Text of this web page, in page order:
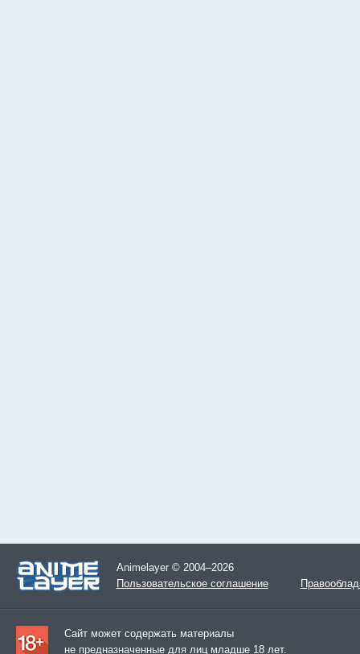
Animelayer © 2004–2026
Пользовательское соглашение
Сайт может содержать материалы
не предназначенные для лиц младше 18 лет.